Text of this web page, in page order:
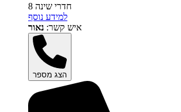
8 חדרי שינה
למידע נוסף
איש קשר: נאור
הצג מספר